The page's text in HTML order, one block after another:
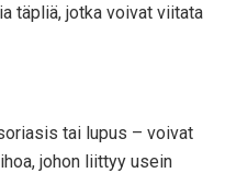
täpliä, jotka voivat viitata
tai lupus – voivat
johon liittyy usein